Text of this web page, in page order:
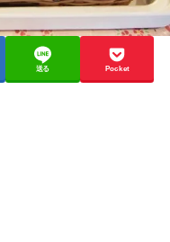
送る Pocket